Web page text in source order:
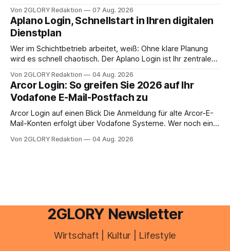
erledigen? Die kurze Antwort: Bei einfachen
Einkommensverhältnissen reicht häufig eine Steuersoftware
aus – sobald jedoch mehrere Einkunftsarten
zusammentreffen oder größere finanzielle Veränderungen
anstehen, zahlt sich professionelle Unterstützung meist
Von 2GLORY Redaktion 07 Aug. 2026
Aplano Login, Schnellstart in Ihren digitalen
Dienstplan
Wer im Schichtbetrieb arbeitet, weiß: Ohne klare Planung
wird es schnell chaotisch. Der Aplano Login ist Ihr zentraler
abwesenheiten und die gesamte kommunikation rund um
Ihr personal digital zu organisieren. In diesem Leitfaden
erfahren Sie alles, was Sie für einen reibungslosen Einstieg
brauchen, von der Registrierung
Von 2GLORY Redaktion 04 Aug. 2026
Arcor Login: So greifen Sie 2026 auf Ihr
Vodafone E-Mail-Postfach zu
Arcor Login auf einen Blick Die Anmeldung für alte Arcor-E-
Mail-Konten erfolgt über Vodafone Systeme. Wer noch eine
besitzt, loggt sich heute über das Vodafone E-Mail & Cloud
Von 2GLORY Redaktion 04 Aug. 2026
2GLORY Newsletter
Wirtschaft | Kultur | Lifestyle